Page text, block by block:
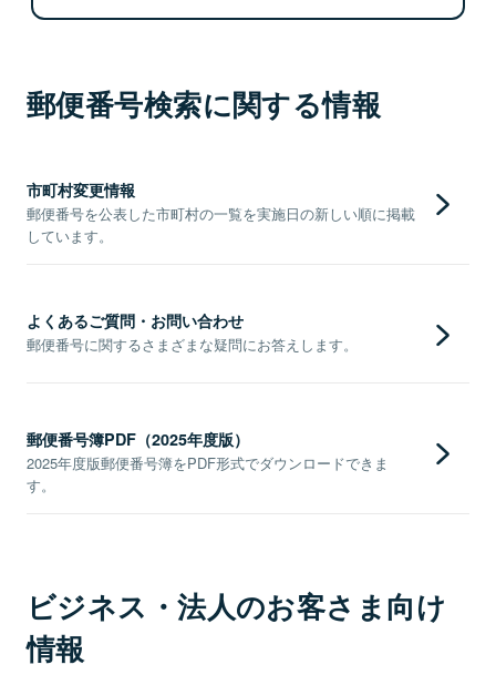
郵便番号検索に関する情報
市町村変更情報
郵便番号を公表した市町村の一覧を実施日の新しい順に掲載
しています。
よくあるご質問・お問い合わせ
郵便番号に関するさまざまな疑問にお答えします。
郵便番号簿PDF（2025年度版）
2025年度版郵便番号簿をPDF形式でダウンロードできま
す。
ビジネス・法人のお客さま向け
情報